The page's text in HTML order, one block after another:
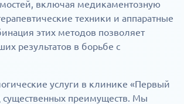
включая медикаментозную
техники и аппаратные
этих методов позволяет
результатов в борьбе с
услуги в клинике «Первый
преимуществ. Мы